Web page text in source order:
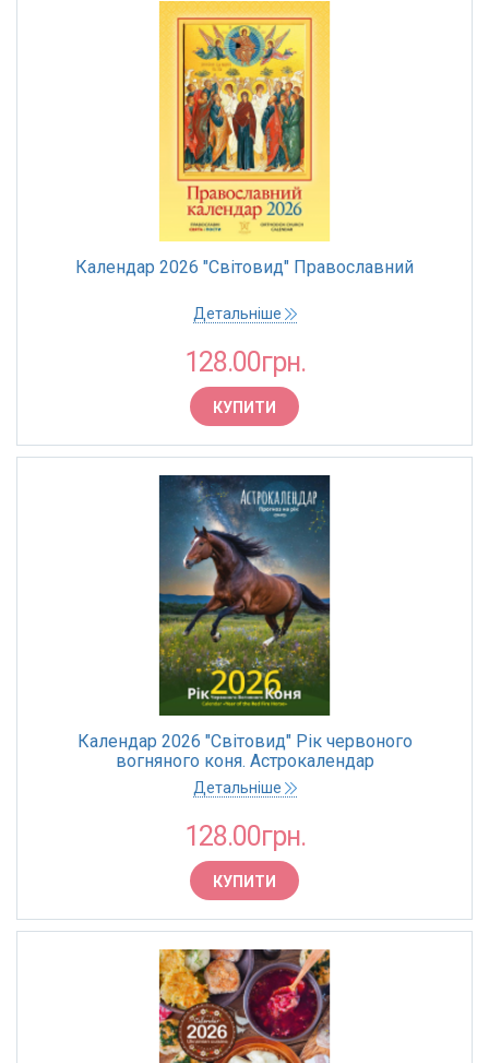
Календар 2026 "Світовид" Православний
Детальніше
128.00грн.
КУПИТИ
Календар 2026 "Світовид" Рік червоного
вогняного коня. Астрокалендар
Детальніше
128.00грн.
КУПИТИ